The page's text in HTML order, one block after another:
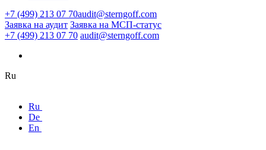
+7 (499) 213 07 70audit@sterngoff.com
Заявка на аудит Заявка на МСП-статус
+7 (499) 213 07 70 audit@sterngoff.com
Ru
Ru
De
En